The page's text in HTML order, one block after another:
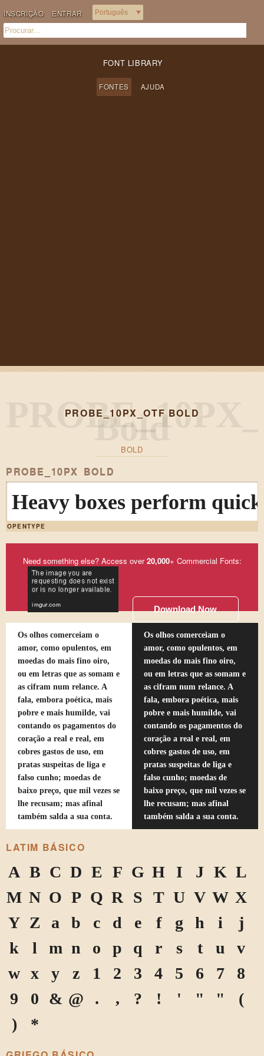
INSCRIÇÃO ENTRAR
FONT LIBRARY
FONTES AJUDA
PROBE_10PX_OTF BOLD
BOLD
PROBE_10PX BOLD
Heavy boxes perform
OPENTYPE
Need something else? Access over20,000+ Commercial Fonts:
Download Now
Os olhos comerceiam o
amor, como opulentos, em
moedas do mais fino oiro,
ou em letras que as somam e
as cifram num relance. A
fala, embora poética, mais
pobre e mais humilde, vai
contando os pagamentos do
coração a real e real, em
cobres gastos de uso, em
pratas suspeitas de liga e
falso cunho; moedas de
baixo preço, que mil vezes se
lhe recusam; mas afinal
também salda a sua conta.
Os olhos comerceiam o
amor, como opulentos, em
moedas do mais fino oiro,
ou em letras que as somam e
as cifram num relance. A
fala, embora poética, mais
pobre e mais humilde, vai
contando os pagamentos do
coração a real e real, em
cobres gastos de uso, em
pratas suspeitas de liga e
falso cunho; moedas de
baixo preço, que mil vezes se
lhe recusam; mas afinal
também salda a sua conta.
LATIM BÁSICO
A B C D E F G H I J K L
M N O P Q R S T U V W X
Y Z a b c d e f g h i
j
k
l m n o p q r s t u
v
w x y z 1 2 3 4 5 6 7
8
9
0 & @ . , ? ! ' " "
(
)
*